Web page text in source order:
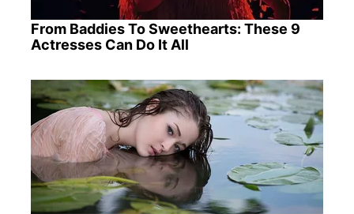
From Baddies To Sweethearts: These 9
Actresses Can Do It All